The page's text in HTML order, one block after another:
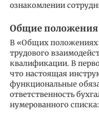
ознакомлении
Общие положения
В «Общих
трудового
квалификации. В
что настоящая
функциональные
ответственность
нумерованного списка: